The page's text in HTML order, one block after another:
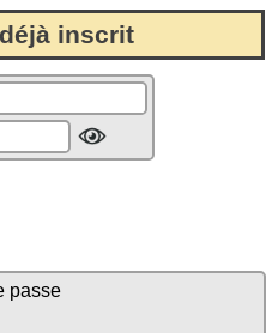
inscrit
passe